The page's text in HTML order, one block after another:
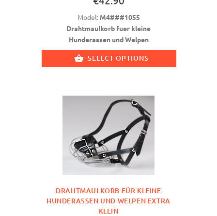
Model: M4###1055
Drahtmaulkorb fuer kleine
Hunderassen und Welpen
SELECT OPTIONS
DRAHTMAULKORB FÜR KLEINE
HUNDERASSEN UND WELPEN EXTRA
KLEIN